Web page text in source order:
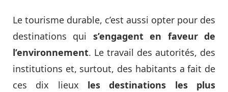
Le tourisme durable, c’est aussi opter pour des
destinations qui s’engagent en faveur de
l’environnement. Le travail des autorités, des
institutions et, surtout, des habitants a fait de
ces dix lieux les destinations les plus